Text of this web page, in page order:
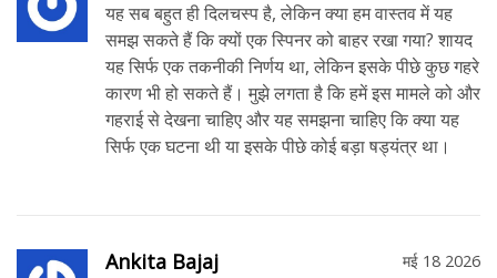
यह सब बहुत ही दिलचस्प है, लेकिन क्या हम वास्तव में यह
समझ सकते हैं कि क्यों एक स्पिनर को बाहर रखा गया? शायद
यह सिर्फ एक तकनीकी निर्णय था, लेकिन इसके पीछे कुछ गहरे
कारण भी हो सकते हैं। मुझे लगता है कि हमें इस मामले को और
गहराई से देखना चाहिए और यह समझना चाहिए कि क्या यह
सिर्फ एक घटना थी या इसके पीछे कोई बड़ा षड्यंत्र था।
Ankita Bajaj मई 18 2026